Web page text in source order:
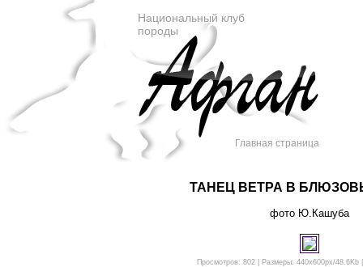
Национальный клуб
породы
Главная страница
ТАНЕЦ ВЕТРА В
фото Ю.Кашуба
Просмотров: 802 | Размеры: 440x600px/48.6Kb